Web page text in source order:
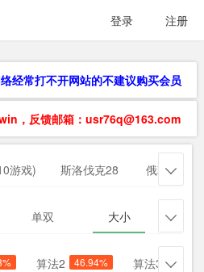
登录 注册
经常打不开网站的不建议购买会员
，反馈邮箱：usr76q@163.com
游戏) 斯洛伐克28 俄勒冈28

单双 大小 
算法2 46.94% 算法3 63.27%
